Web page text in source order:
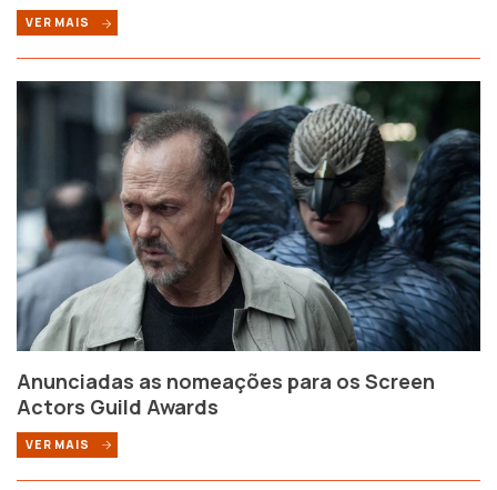
VER MAIS
Anunciadas as nomeações para os Screen
Actors Guild Awards
VER MAIS